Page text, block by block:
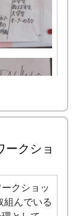
ークショ
クショッ
組んでいる